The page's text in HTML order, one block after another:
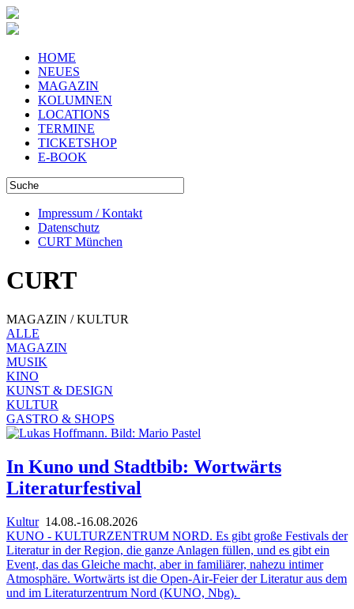
HOME
NEUES
MAGAZIN
KOLUMNEN
LOCATIONS
TERMINE
TICKETSHOP
E-BOOK
Impressum / Kontakt
Datenschutz
CURT München
CURT
MAGAZIN / KULTUR
ALLE
MAGAZIN
MUSIK
KINO
KUNST & DESIGN
KULTUR
GASTRO & SHOPS
In Kuno und Stadtbib: Wortwärts
Literaturfestival
Kultur14.08.-16.08.2026
KUNO - KULTURZENTRUM NORD. Es gibt große Festivals der
Literatur in der Region, die ganze Anlagen füllen, und es gibt ein
Event, das das Gleiche macht, aber in familiärer, nahezu intimer
Atmosphäre. Wortwärts ist die Open-Air-Feier der Literatur aus dem
und im Literaturzentrum Nord (KUNO, Nbg).